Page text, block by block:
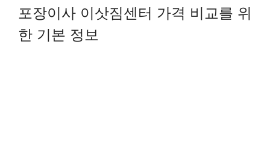
포장이사 이삿짐센터 가격 비교를 위
한 기본 정보